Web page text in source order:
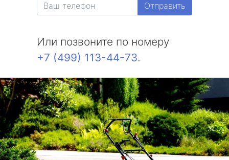
Отправить
Или позвоните по номеру
+7 (499) 113-44-73.